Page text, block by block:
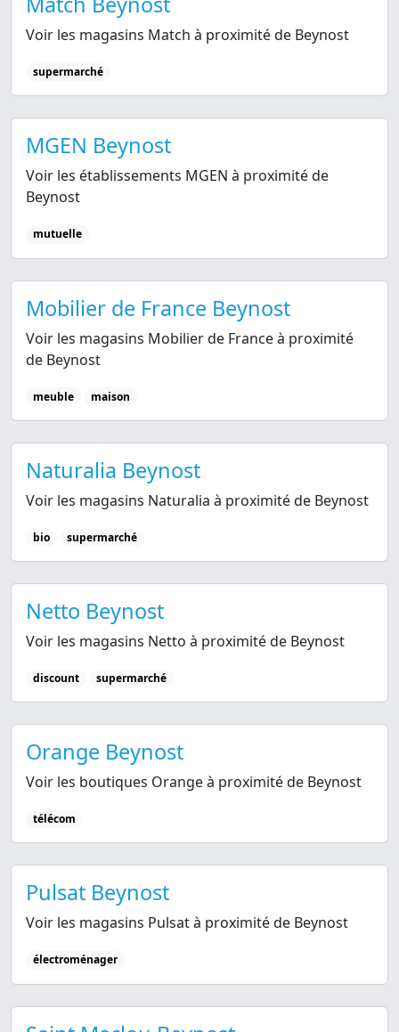
Voir les magasins Match à proximité de Beynost
supermarché
MGEN Beynost
Voir les établissements MGEN à proximité de
Beynost
mutuelle
Mobilier de France Beynost
Voir les magasins Mobilier de France à proximité
de Beynost
meuble maison
Naturalia Beynost
Voir les magasins Naturalia à proximité de Beynost
bio supermarché
Netto Beynost
Voir les magasins Netto à proximité de Beynost
discount supermarché
Orange Beynost
Voir les boutiques Orange à proximité de Beynost
télécom
Pulsat Beynost
Voir les magasins Pulsat à proximité de Beynost
électroménager